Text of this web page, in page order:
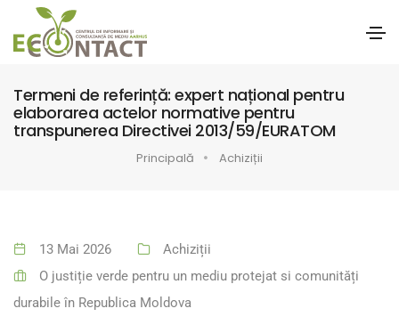
Termeni de referință: expert național pentru
elaborarea actelor normative pentru
transpunerea Directivei 2013/59/EURATOM
Principală Achiziții
13 Mai 2026
Achiziții
O justiție verde pentru un mediu protejat si comunități
durabile în Republica Moldova